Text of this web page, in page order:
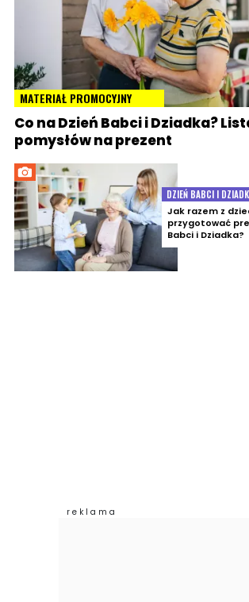
MATERIAŁ PROMOCYJNY
Co na Dzień Babci i Dziadka?
pomysłów na prezent
DZIEŃ BABCI I
Jak razem z
przygotować
Babci i Dziadka?